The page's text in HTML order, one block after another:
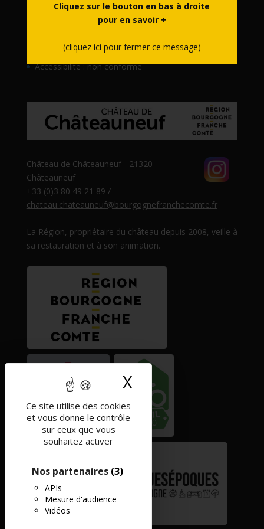
Ce site utilise des cookies
et vous donne le contrôle
sur ceux que vous
souhaitez activer
Nos partenaires (3)
APIs
Mesure d'audience
Vidéos
X Masquer le
Cliquez sur le bouton en bas à droite
pour en savoir +
(cliquez ici pour fermer ce message)
Partenaires
Mentions légales
Accessibilité : non conforme
Château de Châteauneuf - 21320
Châteauneuf
+33 (0)3 80 49 21 89 /
chateau.chateauneuf@bourgognefranchecomte.fr
La Région, propriétaire du château depuis 2008, veille à
sa restauration et à son animation.